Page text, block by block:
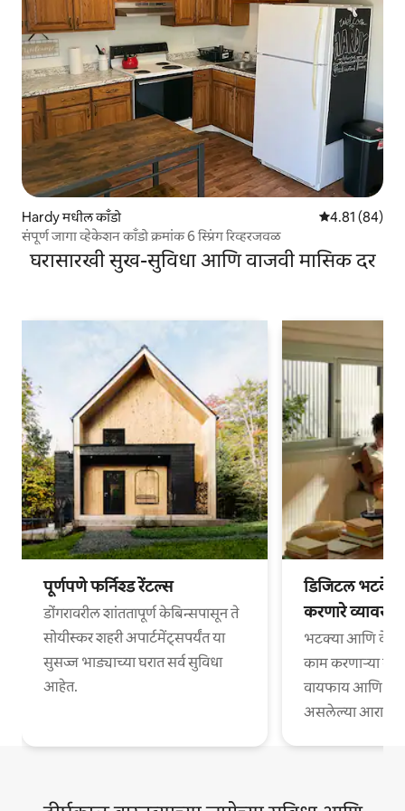
Hardy मधील काँडो 5 पैकी 4.81
4.81 (84)
संपूर्ण जागा व्हेकेशन काँडो क्रमांक 6 स्प्रिंग रिव्हरजवळ
घरासारखी सुख-सुविधा आणि वाजवी मासिक दर
पूर्णपणे फर्निश्ड रेंटल्स
डोंगरावरील शांततापूर्ण केबिन्सपासून ते
सोयीस्कर शहरी अपार्टमेंट्सपर्यंत या
सुसज्ज भाड्याच्या घरात सर्व सुविधा
आहेत.
डिजिटल भटके
करणारे
भटक्या आणि
काम करणाऱ्या
वायफाय आणि
असलेल्या